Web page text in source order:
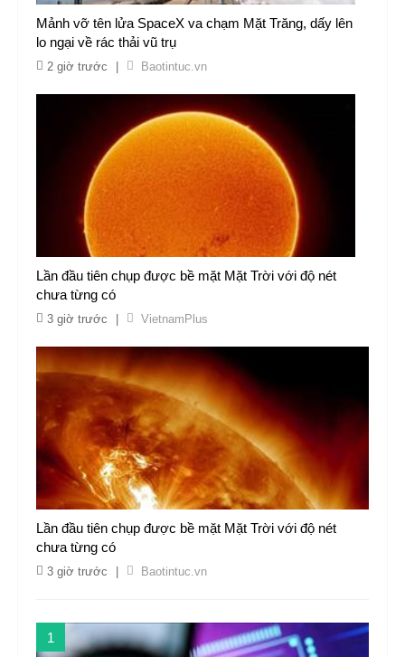
Mảnh vỡ tên lửa SpaceX va chạm Mặt Trăng, dấy lên
lo ngại về rác thải vũ trụ
2 giờ trước Baotintuc.vn
Lần đầu tiên chụp được bề mặt Mặt Trời với độ nét
chưa từng có
3 giờ trước VietnamPlus
Lần đầu tiên chụp được bề mặt Mặt Trời với độ nét
chưa từng có
3 giờ trước Baotintuc.vn
1